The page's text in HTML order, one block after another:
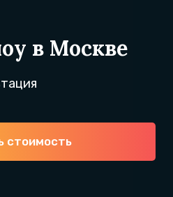
в Москве
стоимость